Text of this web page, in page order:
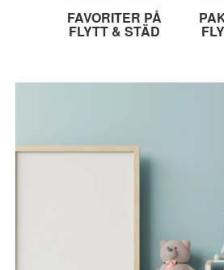
FAVORITER PÅ
FLYTT & STÄD